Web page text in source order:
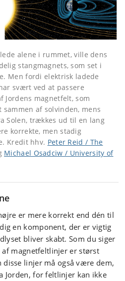
alene i rummet, ville dens
stangmagnets, som set i
Men fordi elektrisk ladede
svært ved at passere
Jordens magnetfelt, som
sammen af solvinden, mens
Solen, trækkes ud til en lang
korrekte, men stadig
Kredit hhv. Peter Reid / The
Michael Osadciw / University of
er mere korrekt end dén til
en komponent, der er vigtig
bliver skabt. Som du siger
magnetfeltlinjer er størst
linjer må også være dem,
for feltlinjer kan ikke